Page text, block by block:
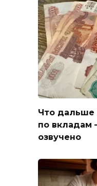
Что дальше
по вкладам
озвучено